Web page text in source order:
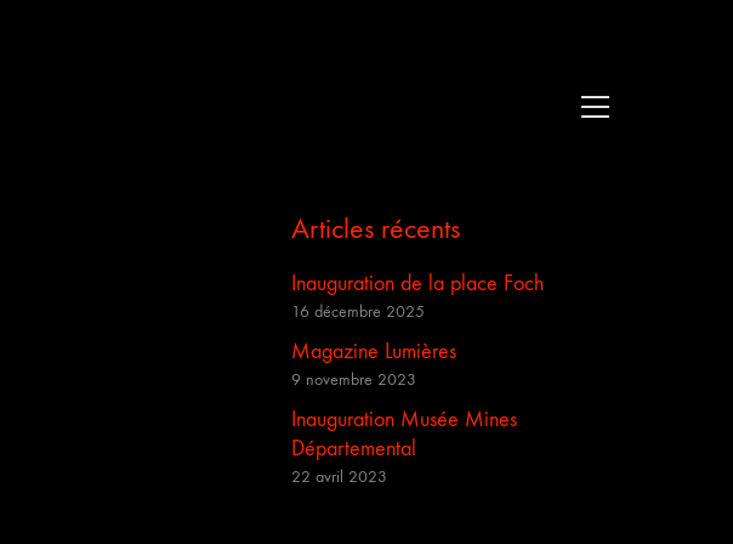
Articles récents
Inauguration de la place Foch
16 décembre 2025
Magazine Lumières
9 novembre 2023
Inauguration Musée Mines
Départemental
22 avril 2023